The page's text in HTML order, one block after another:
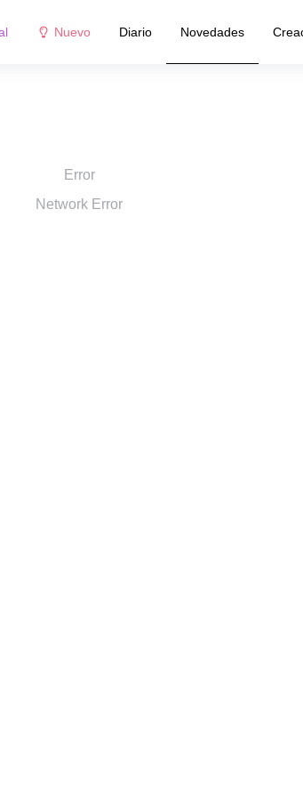
Nuevo Diario Novedades
Error
Network Error